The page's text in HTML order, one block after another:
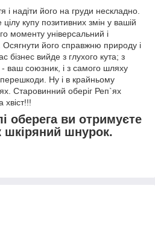
і надіти його на груди нескладно.
купу позитивних змін у вашій
моменту універсальний і
Осягнути його справжню природу і
бізнес вийде з глухого кута; з
ваш союзник, і з самого шляху
Ну і в крайньому
Старовинний оберіг Реп`ях
хвіст!!!
оберега ви отримуєте
шкіряний шнурок.